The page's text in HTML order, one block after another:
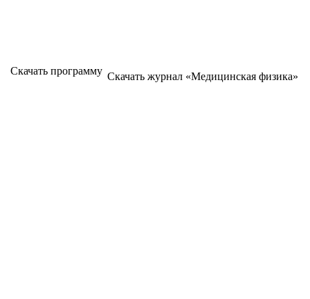
Скачать программу Скачать журнал «Медицинская физика»